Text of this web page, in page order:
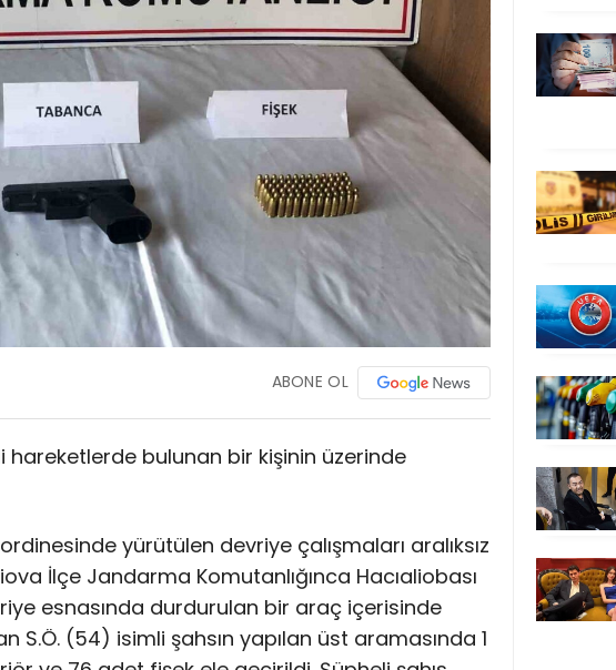
ABONE OL
hareketlerde bulunan bir kişinin üzerinde
yürütülen devriye çalışmaları aralıksız
İlçe Jandarma Komutanlığınca Hacıaliobası
esnasında durdurulan bir araç içerisinde
S.Ö. (54) isimli şahsın yapılan üst aramasında 1